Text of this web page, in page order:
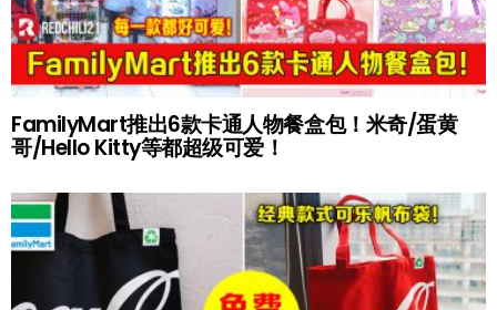
FamilyMart推出6款卡通人物餐盒包！米奇/蛋黄
哥/Hello Kitty等都超级可爱！